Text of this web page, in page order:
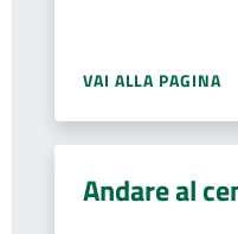
VAI ALLA PAGINA
Andare al